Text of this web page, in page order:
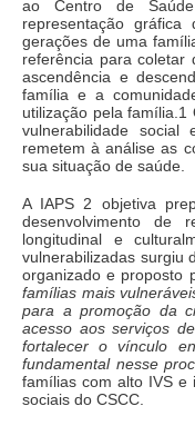
ao Centro de
representação
gerações de uma
referência para coletar
ascendência e
família e a
utilização pela família.1
vulnerabilidade
remetem à análise as
sua situação de saúde.
A IAPS 2 objetiva
desenvolvimento de
longitudinal e
vulnerabilizadas surgiu
organizado e proposto
famílias mais
para a promoção da
acesso aos serviços
fortalecer o vínculo
fundamental nesse
famílias com alto IVS e
sociais do CSCC.